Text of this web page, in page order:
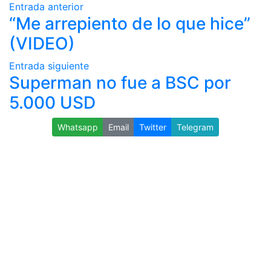
Entrada anterior
“Me arrepiento de lo que hice”
(VIDEO)
Entrada siguiente
Superman no fue a BSC por
5.000 USD
Whatsapp Email Twitter Telegram